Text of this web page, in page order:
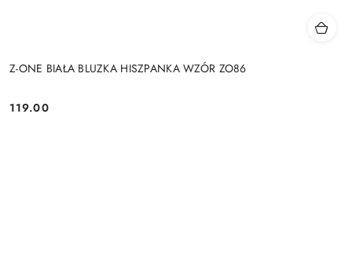
Z-ONE BIAŁA BLUZKA HISZPANKA WZÓR ZO86
Cena:
119.00